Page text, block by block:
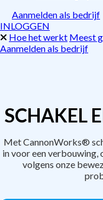
Aanmelden als bedrijf
INLOGGEN
Hoe het werkt Meest
Aanmelden als bedrijf
SCHAKEL
Met CannonWorks®
in voor een verbouwing,
volgens onze